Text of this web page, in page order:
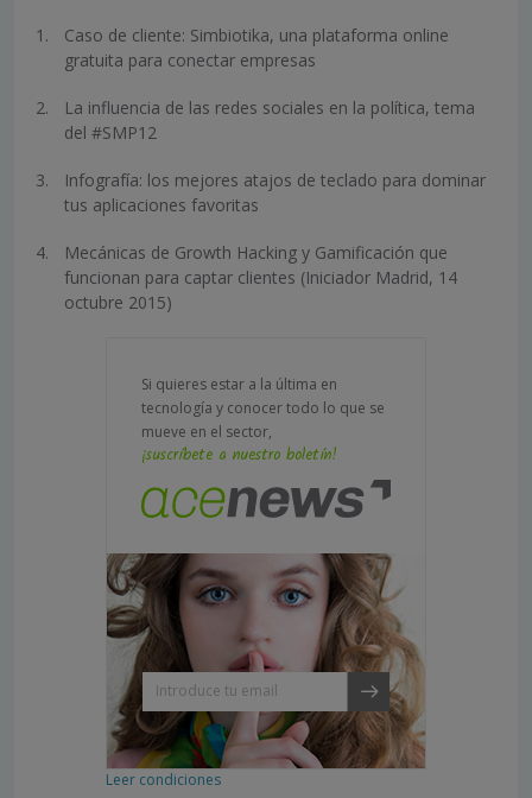
Caso de cliente: Simbiotika, una plataforma online
gratuita para conectar empresas
La influencia de las redes sociales en la política, tema
del #SMP12
Infografía: los mejores atajos de teclado para dominar
tus aplicaciones favoritas
Mecánicas de Growth Hacking y Gamificación que
funcionan para captar clientes (Iniciador Madrid, 14
octubre 2015)
Si quieres estar a la última en
tecnología y conocer todo lo que se
mueve en el sector,
¡suscríbete a nuestro boletín!
Leer condiciones